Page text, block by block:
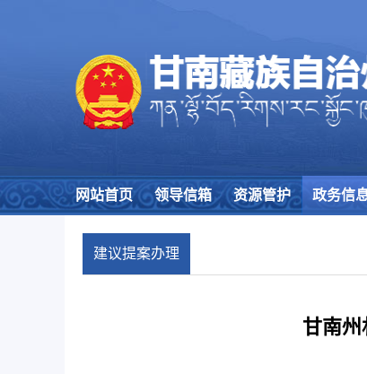
网站首页 领导信箱 资源管护 政务信
建议提案办理
甘南